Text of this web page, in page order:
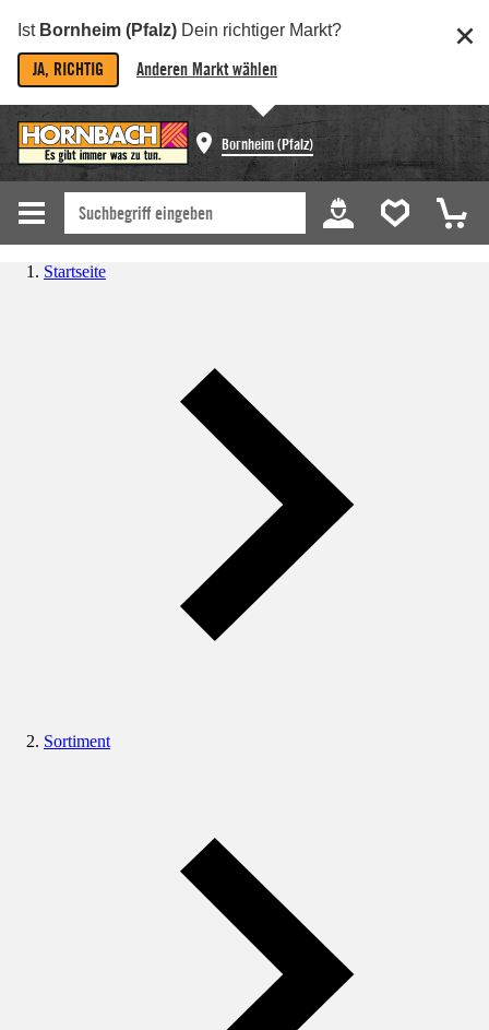
Ist Bornheim (Pfalz) Dein richtiger Markt?
JA, RICHTIG Anderen Markt wählen
Bornheim (Pfalz)
Startseite
Sortiment